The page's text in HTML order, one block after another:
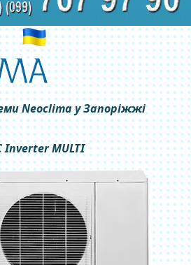
Neoclima у Запоріжжі
Inverter MULTI